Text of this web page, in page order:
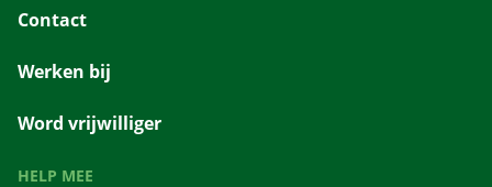
Contact
Werken bij
Word vrijwilliger
HELP MEE